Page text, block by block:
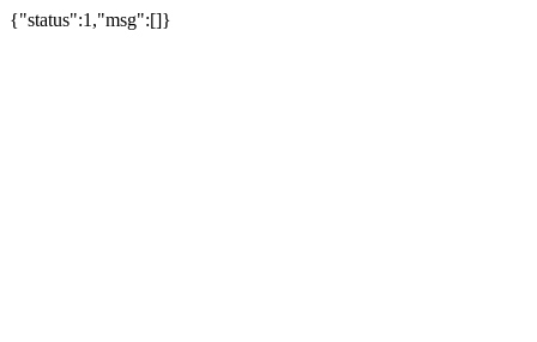
{"status":1,"msg":[]}